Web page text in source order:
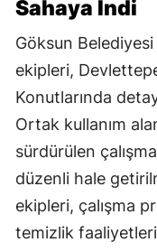
Sahaya İndi
Göksun
ekipleri,
Konutlarında
Ortak kullanım
sürdürülen
düzenli hale
ekipleri, çalışma
temizlik